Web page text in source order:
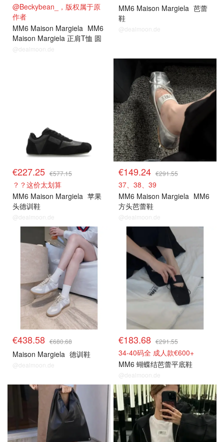
@Beckybean_，版权属于原
作者
MM6 Maison Margiela MM6
Maison Margiela 正肩T恤 圆
领
@dealmoon.de
MM6 Maison Margiela 芭蕾
鞋
@dealmoon.de
€227.25 €577.15
？？这价太划算
MM6 Maison Margiela 苹果
头德训鞋
@dealmoon.de
€149.24 €291.55
37、38、39
MM6 Maison Margiela MM6
方头芭蕾鞋
@dealmoon.de
€438.58 €680.68
Maison Margiela 德训鞋
@dealmoon.de
€183.68 €291.55
34-40码全 成人款€600+
MM6 蝴蝶结芭蕾平底鞋
@dealmoon.de